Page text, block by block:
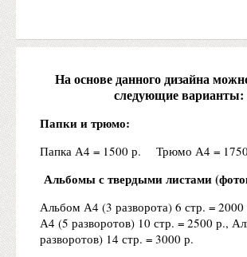
На основе данного дизайна
следующие варианты:
Папки и трюмо:
Папка А4 = 1500 р. Трюмо А4 =
Альбомы с твердыми листами
Альбом А4 (3 разворота) 6 стр. =
А4 (5 разворотов) 10 стр. = 2500 р.,
разворотов) 14 стр. = 3000 р.